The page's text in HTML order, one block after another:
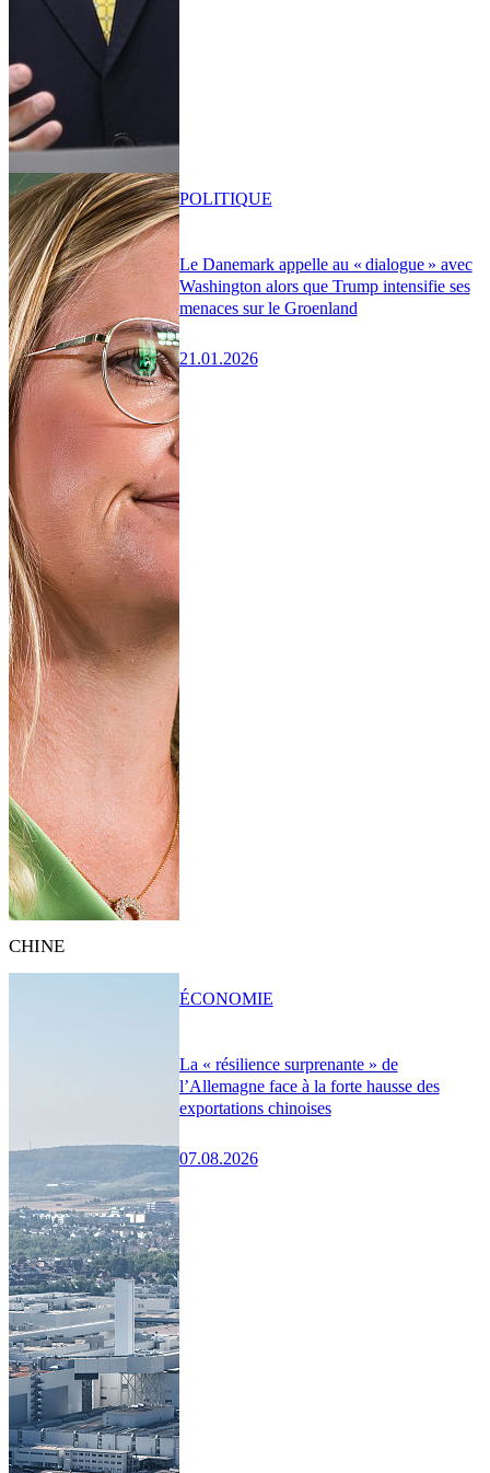
Le Danemark appelle au « dialogue » avec
Washington alors que Trump intensifie ses
menaces sur le Groenland
21.01.2026
POLITIQUE
CHINE
La « résilience surprenante » de
l’Allemagne face à la forte hausse des
exportations chinoises
07.08.2026
ÉCONOMIE